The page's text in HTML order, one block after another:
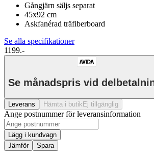
Gångjärn säljs separat
45x92 cm
Askfanérad träfiberboard
Se alla specifikationer
1199.-
Se månadspris vid
Leverans Hämta i butik Ej tillgänglig
Ange postnummer för leveransinformation
Lägg i kundvagn
Jämför
Spara